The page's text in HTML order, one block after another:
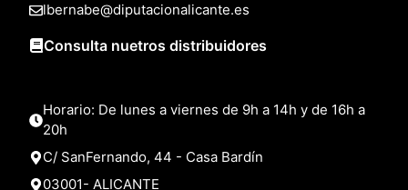
lbernabe@diputacionalicante.es
Consulta nuetros distribuidores
Horario: De lunes a viernes de 9h a 14h y de 16h a
20h
C/ SanFernando, 44 - Casa Bardín
03001- ALICANTE